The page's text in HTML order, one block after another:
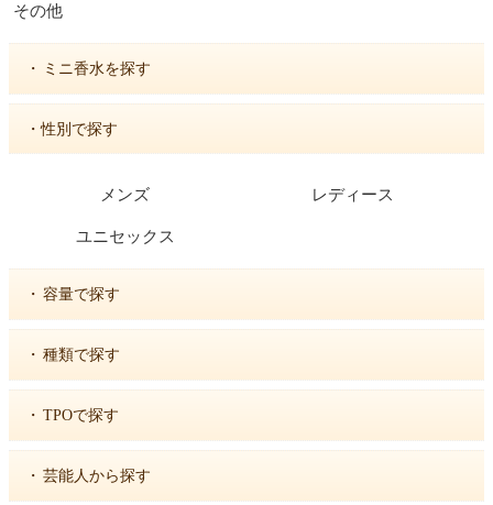
その他
・ ミニ香水を探す
・性別で探す
メンズ レディース
ユニセックス
・ 容量で探す
・ 種類で探す
・ TPOで探す
・ 芸能人から探す